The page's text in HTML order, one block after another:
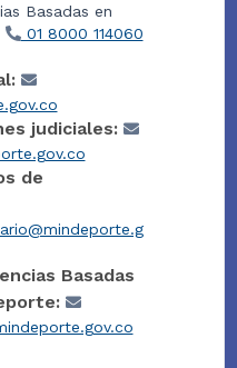
Basadas en
01 8000 114060
judiciales:
de
Basadas